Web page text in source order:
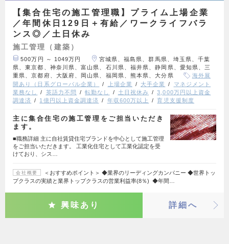
【集合住宅の施工管理職】プライム上場企業
／年間休日129日＋有給／ワークライフバラ
ンス◎／土日休み
施工管理（建築）
500万円 ～ 1049万円
宮城県、福島県、群馬県、埼玉県、千葉
県、東京都、神奈川県、富山県、石川県、福井県、静岡県、愛知県、三
重県、京都府、大阪府、岡山県、福岡県、熊本県、大分県
海外展
開あり（日系グローバル企業）
上場企業 大手企業
マネジメント
業務なし
英語力不問 転勤なし 土日祝休み
3,000万円以上資金
調達済
1億円以上資金調達済 年収600万以上 育児支援制度
主に集合住宅の施工管理をご担当いただき
ます。
■職務詳細 主に自社賃貸住宅ブランドを中心として施工管理
をご担当いただきます。 工業化住宅として工業化認定を受
けており、シス…
会社概要
＜おすすめポイント＞ ◆業界のリーディングカンパニー ◆世界トッ
プクラスの実績と業界トップクラスの営業利益率(8％) ◆年間…
興味あり 詳細へ